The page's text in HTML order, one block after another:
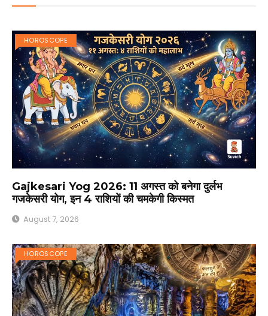
HOROSCOPE
Gajkesari Yog 2026: 11 अगस्त को बनेगा दुर्लभ
गजकेसरी योग, इन 4 राशियों की चमकेगी किस्मत
August 7, 2026
HOROSCOPE